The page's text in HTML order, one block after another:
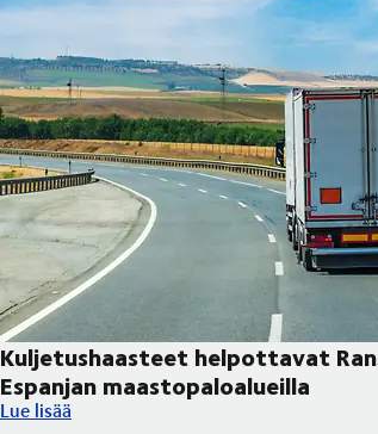
Kuljetushaasteet helpottavat
Espanjan maastopaloalueilla
Kuljetushaasteet helpottavat Ranskan ja
Lue lisää